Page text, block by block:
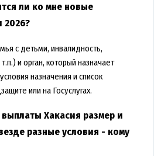
ли ко мне новые
2026?
с детьми, инвалидность,
и орган, который назначает
назначения и список
или на Госуслугах.
Хакасия размер и
разные условия - кому